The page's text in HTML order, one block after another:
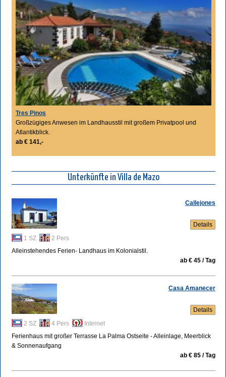
Tres Pinos
Großzügiges Anwesen im Landhausstil mit großem Privatpool und
Atlantikblick.
ab € 141,-
Unterkünfte in Villa de Mazo
Details
Callejones
1 SZ
2 Pers
Alleinstehendes Ferien- Landhaus im Kolonialstil.
ab € 45 / Tag
Details
Casa Amanecer
2 SZ 4 Pers
Internet
Ferienhaus mit großer Terrasse La Palma Ostseite - Alleinlage, Meerblick
& Sonnenaufgang
ab € 85 / Tag